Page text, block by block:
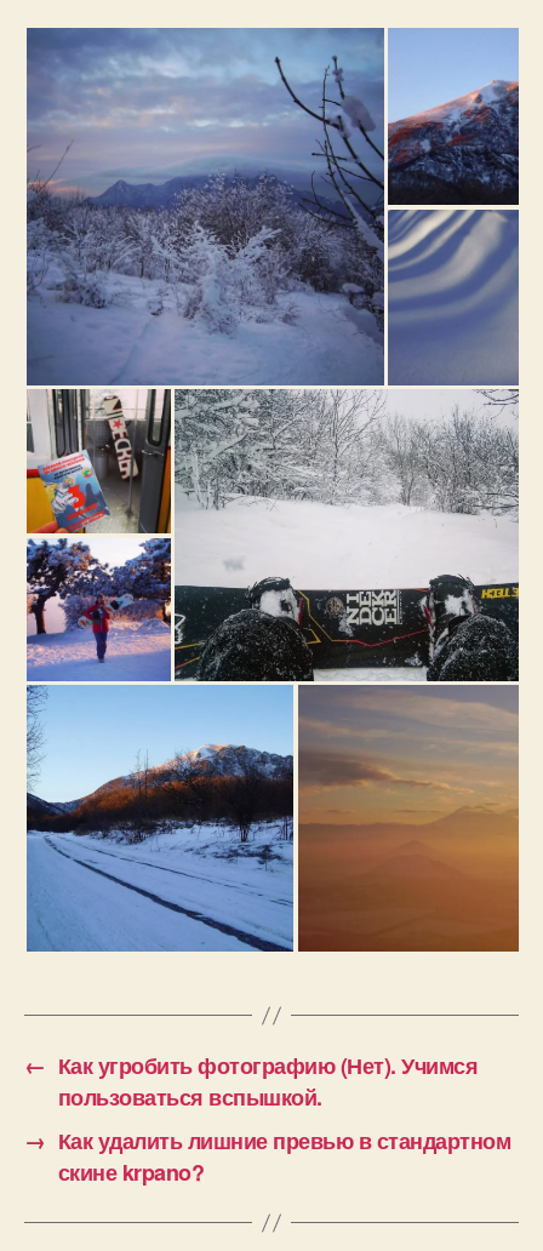
← Как угробить фотографию (Нет). Учимся
пользоваться вспышкой.
→ Как удалить лишние превью в стандартном
скине krpano?